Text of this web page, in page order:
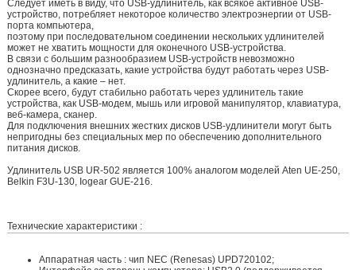
Следует иметь в виду, что USB-удлинитель, как всякое активное USB-
устройство, потребляет некоторое количество электроэнергии от USB-
порта компьютера,
поэтому при последовательном соединении нескольких удлинителей
может не хватить мощности для оконечного USB-устройства.
В связи с большим разнообразием USB-устройств невозможно
однозначно предсказать, какие устройства будут работать через USB-
удлинитель, а какие – нет.
Скорее всего, будут стабильно работать через удлинитель такие
устройства, как USB-модем, мышь или игровой манипулятор, клавиатура,
веб-камера, сканер.
Для подключения внешних жестких дисков USB-удлинители могут быть
непригодны без специальных мер по обеспечению дополнительного
питания дисков.
Удлинитель USB UR-502 является 100% аналогом моделей Aten UE-250,
Belkin F3U-130, Iogear GUE-216.
Технические характеристики :
Аппаратная часть : чип NEC (Renesas) UPD720102;